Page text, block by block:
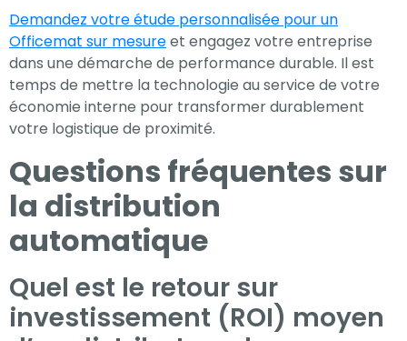
Demandez votre étude personnalisée pour un
Officemat sur mesureet engagez votre entreprise
dans une démarche de performance durable. Il est
temps de mettre la technologie au service de votre
économie interne pour transformer durablement
votre logistique de proximité.
Questions fréquentes sur
la distribution
automatique
Quel est le retour sur
investissement (ROI) moyen